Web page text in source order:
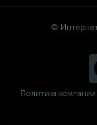
©
Политика